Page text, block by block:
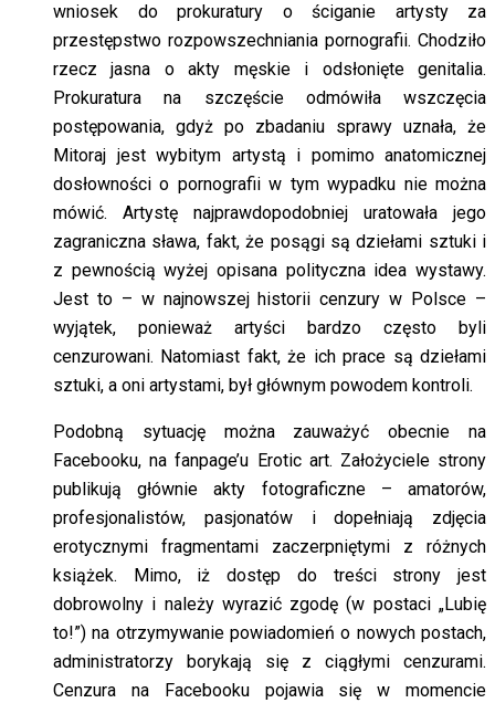
wniosek do prokuratury o ściganie artysty za
przestępstwo rozpowszechniania pornografii. Chodziło
rzecz jasna o akty męskie i odsłonięte genitalia.
Prokuratura na szczęście odmówiła wszczęcia
postępowania, gdyż po zbadaniu sprawy uznała, że
Mitoraj jest wybitym artystą i pomimo anatomicznej
dosłowności o pornografii w tym wypadku nie można
mówić. Artystę najprawdopodobniej uratowała jego
zagraniczna sława, fakt, że posągi są dziełami sztuki i
z pewnością wyżej opisana polityczna idea wystawy.
Jest to – w najnowszej historii cenzury w Polsce –
wyjątek, ponieważ artyści bardzo często byli
cenzurowani. Natomiast fakt, że ich prace są dziełami
sztuki, a oni artystami, był głównym powodem kontroli.
Podobną sytuację można zauważyć obecnie na
Facebooku, na fanpage’u Erotic art. Założyciele strony
publikują głównie akty fotograficzne – amatorów,
profesjonalistów, pasjonatów i dopełniają zdjęcia
erotycznymi fragmentami zaczerpniętymi z różnych
książek. Mimo, iż dostęp do treści strony jest
dobrowolny i należy wyrazić zgodę (w postaci „Lubię
to!”) na otrzymywanie powiadomień o nowych postach,
administratorzy borykają się z ciągłymi cenzurami.
Cenzura na Facebooku pojawia się w momencie